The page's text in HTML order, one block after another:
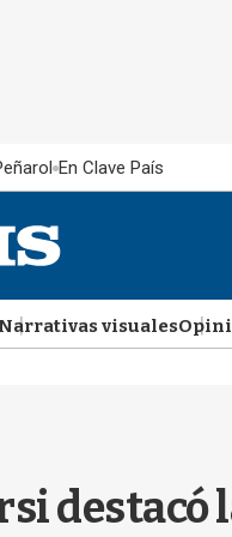
En Clave País
Narrativas visuales